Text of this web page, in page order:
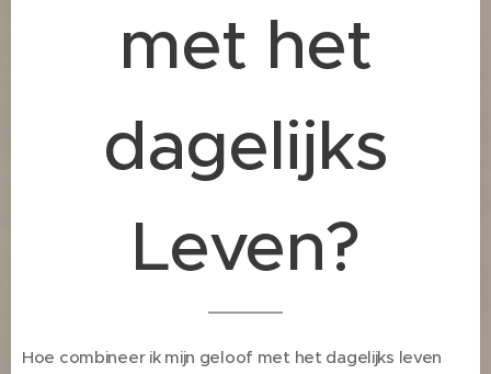
met het
dagelijks
Leven?
Hoe combineer ik mijn geloof met het dagelijks leven